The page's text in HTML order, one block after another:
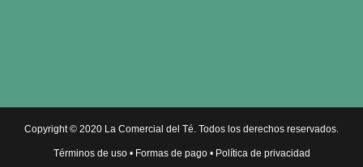
Copyright © 2020 La Comercial del Té. Todos los derechos reservados.
Términos de uso• Formas de pago• Política de privacidad